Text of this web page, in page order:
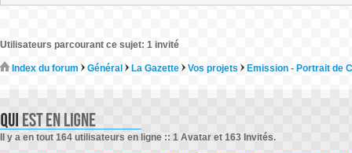
Utilisateurs parcourant ce sujet: 1 invité
Index du forum Général La Gazette Vos projets Emission - Portrait de
Il y a en tout 164 utilisateurs en ligne :: 1 Avatar et 163 Invités.